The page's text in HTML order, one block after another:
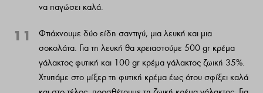
να παγώσει καλά.
11
Φτιάχνουμε δύο είδη σαντιγύ, μια λευκή και μια
σοκολάτα. Για τη λευκή θα χρειαστούμε 500 gr κρέμα
γάλακτος φυτική και 100 gr κρέμα γάλακτος ζωική 35%.
Χτυπάμε στο μίξερ τη φυτική κρέμα έως ότου σφίξει καλά